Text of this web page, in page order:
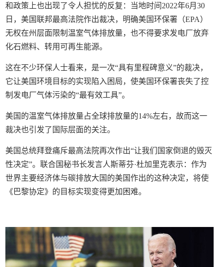
和政策上也出现了令人担忧的反复：当地时间2022年6月30
日，美国联邦最高法院作出裁决，明确美国环保署（EPA）
无权在州层面限制温室气体排放量，也不得要求发电厂放弃
化石燃料、转用可再生能源。
这在不少环保人士看来，是一次“具有里程碑意义”的裁决，
它让美国环境目标的实现陷入困局，使美国环保署丧失了控
制发电厂气体污染的“最有效工具”。
美国的温室气体排放量占全球排放量的14%左右，故而这一
裁决也引发了国际层面的关注。
美国总统拜登痛斥最高法院再次作出“让我们国家倒退的毁灭
性决定”。联合国秘书长发言人斯蒂芬·杜加里克表示：作为
世界主要经济体与碳排放大国的美国作出的这种决定，将使
《巴黎协定》的目标实现变得更加困难。